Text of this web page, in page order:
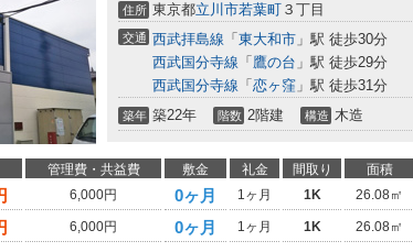
住所 東京都立川市若葉町 ３丁目
交通 西武拝島線 「 東大和市 」駅 徒歩30分
西武国分寺線 「 鷹の台 」駅 徒歩29分
西武国分寺線 「 恋ヶ窪 」駅 徒歩31分
築年 築22年 階数 2階建 構造 木造
管理費・共益費 敷金 礼金 間取り 面積
6,000円 0ヶ月 1ヶ月 1K 26.08㎡
6,000円 0ヶ月 1ヶ月 1K 26.08㎡